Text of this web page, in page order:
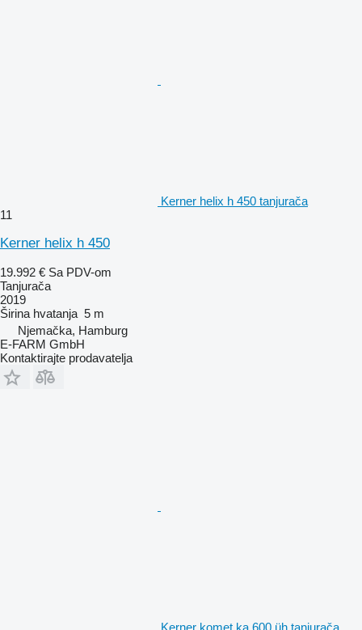
Kerner helix h 450 tanjurača
11
Kerner helix h 450
19.992 € Sa PDV-om
Tanjurača
2019
Širina hvatanja 5 m
Njemačka, Hamburg
E-FARM GmbH
Kontaktirajte prodavatelja
Kerner komet ka 600 üh tanjurača